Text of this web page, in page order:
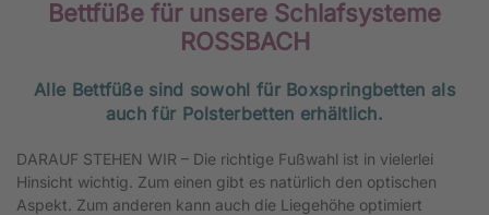
Bettfüße für unsere Schlafsysteme
ROSSBACH
Alle Bettfüße sind sowohl für Boxspringbetten als
auch für Polsterbetten erhältlich.
DARAUF STEHEN WIR – Die richtige Fußwahl ist in vielerlei
Hinsicht wichtig. Zum einen gibt es natürlich den optischen
Aspekt. Zum anderen kann auch die Liegehöhe optimiert